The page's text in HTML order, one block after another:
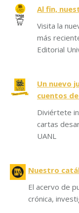
Al fin,
Visita la
más
Editorial
Un nuevo
cuentos
Diviértete
cartas
UANL
Nuestro
El acervo de
crónica,